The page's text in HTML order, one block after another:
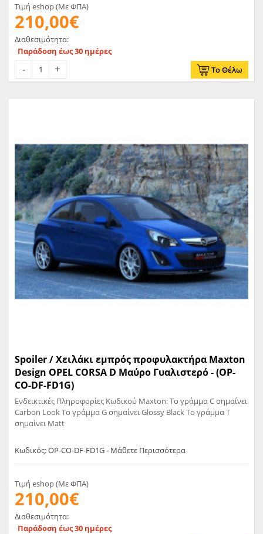
Τιμή eshop (Με ΦΠΑ)
210,00€
Διαθεσιμότητα:
Παράδοση έως 30 ημέρες
Το Θέλω
Spoiler / Χειλάκι εμπρός προφυλακτήρα Maxton
Design OPEL CORSA D Μαύρο Γυαλιστερό - (OP-
CO-DF-FD1G)
Ενδεικτικές Πληροφορίες Κωδικού Maxton: Το γράμμα C σημαίνει
Carbon Look Το γράμμα G σημαίνει Glossy Black Το γράμμα T
σημαίνει Matt
Κωδικός: OP-CO-DF-FD1G - Μάθετε Περισσότερα
Τιμή eshop (Με ΦΠΑ)
210,00€
Διαθεσιμότητα:
Παράδοση έως 30 ημέρες